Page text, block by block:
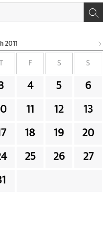
2011
F S S
4 5 6
11 12 13
18 19 20
25 26 27